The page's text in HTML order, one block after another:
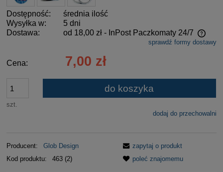
Dostępność:
średnia ilość
Wysyłka w:
5 dni
Dostawa:
od 18,00 zł - InPost Paczkomaty 24/7
Cena nie zawiera ewentualnych kosztów płatnościsprawdź formy dostawy
Cena: 7,00 zł
szt.
do koszyka
dodaj do przechowalni
Producent:
Glob Design
Kod produktu:
463 (2)
zapytaj o produkt
poleć znajomemu